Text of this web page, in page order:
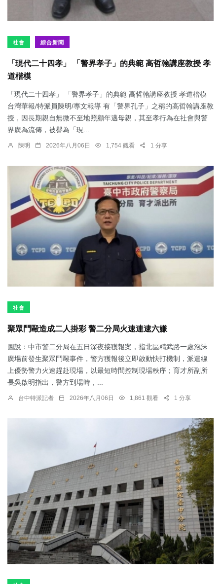
社會 綜合新聞
「現代二十四孝」 「警界孝子」的典範 高哲翰講座教授 孝
道楷模
「現代二十四孝」 「警界孝子」的典範 高哲翰講座教授 孝道楷模
台灣華報/特派員陳明/專文報導 有「警界孔子」之稱的高哲翰講座教
授，因長期親自無微不至地照顧年邁母親，其至孝行為在社會與警
界廣為流傳，被譽為「現...
陳明 2026年八月06日 1,754 觀看 1 分享
社會
聚眾鬥毆造成二人掛彩 警二分局火速連逮六嫌
圖說：中市警二分局在五日深夜接獲報案，指北區精武路一處泡沫
廣場前發生聚眾鬥毆事件，警方獲報後立即啟動快打機制，派遣線
上優勢警力火速趕赴現場，以最短時間控制現場秩序；育才所副所
長吳啟明指出，警方到場時，...
台中特派記者 2026年八月06日 1,861 觀看 1 分享